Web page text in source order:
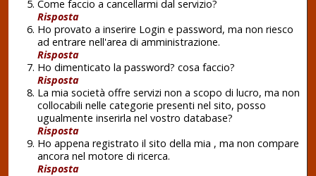
Come faccio a cancellarmi dal servizio?
Risposta
Ho provato a inserire Login e password, ma non riesco
ad entrare nell'area di amministrazione.
Risposta
Ho dimenticato la password? cosa faccio?
Risposta
La mia società offre servizi non a scopo di lucro, ma non
collocabili nelle categorie presenti nel sito, posso
ugualmente inserirla nel vostro database?
Risposta
Ho appena registrato il sito della mia , ma non compare
ancora nel motore di ricerca.
Risposta